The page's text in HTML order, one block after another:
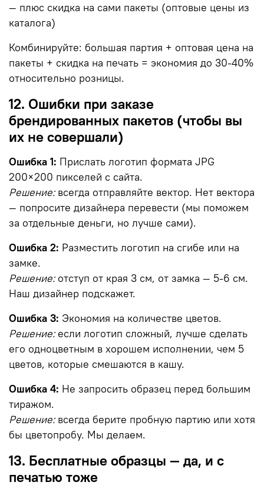
— плюс скидка на сами пакеты (оптовые цены из
каталога)
Комбинируйте: большая партия + оптовая цена на
пакеты + скидка на печать = экономия до 30-40%
относительно розницы.
12. Ошибки при заказе
брендированных пакетов (чтобы вы
их не совершали)
Ошибка 1: Прислать логотип формата JPG
200×200 пикселей с сайта.
Решение:всегда отправляйте вектор. Нет вектора
— попросите дизайнера перевести (мы поможем
за отдельные деньги, но лучше сами).
Ошибка 2: Разместить логотип на сгибе или на
замке.
Решение:отступ от края 3 см, от замка — 5-6 см.
Наш дизайнер подскажет.
Ошибка 3: Экономия на количестве цветов.
Решение:если логотип сложный, лучше сделать
его одноцветным в хорошем исполнении, чем 5
цветов, которые смешаются в кашу.
Ошибка 4: Не запросить образец перед большим
тиражом.
Решение:всегда берите пробную партию или хотя
бы цветопробу. Мы делаем.
13. Бесплатные образцы — да, и с
печатью тоже